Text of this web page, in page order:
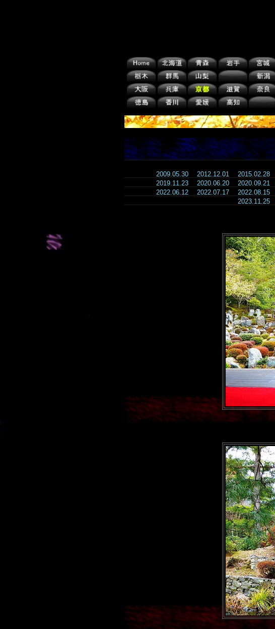
2009.05.30 2012.12.01 2015.02.28
2019.11.23
2020.06.20 2020.09.21
2022.06.12
2022.07.17 2022.08.15
2023.11.25